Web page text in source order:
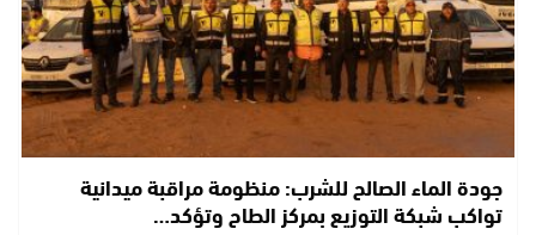
جودة الماء الصالح للشرب: منظومة مراقبة ميدانية
تواكب شبكة التوزيع بمركز الطاح وتؤكد…